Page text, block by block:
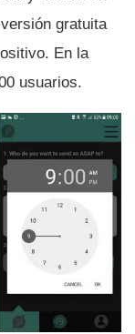
gratuita
En la
usuarios.